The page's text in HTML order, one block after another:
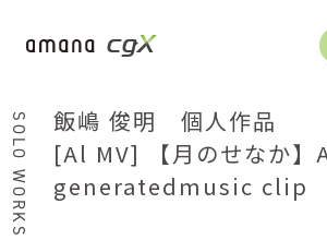
SOLO WORKS
飯嶋 俊明 個人作品
[Al MV] 【月のせなか】
generatedmusic clip